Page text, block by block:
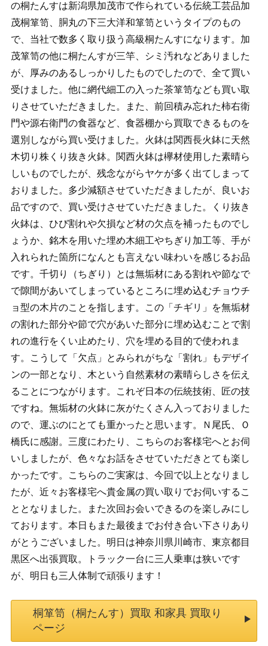
の桐たんすは新潟県加茂市で作られている伝統工芸品加
茂桐箪笥、胴丸の下三大洋和箪笥というタイプのもの
で、当社で数多く取り扱う高級桐たんすになります。加
茂箪笥の他に桐たんすが三竿、シミ汚れなどありました
が、厚みのあるしっかりしたものでしたので、全て買い
受けました。他に網代細工の入った茶箪笥なども買い取
りさせていただきました。また、前回積み忘れた柿右衛
門や源右衛門の食器など、食器棚から買取できるものを
選別しながら買い受けました。火鉢は関西長火鉢に天然
木切り株くり抜き火鉢。関西火鉢は欅材使用した素晴ら
しいものでしたが、残念ながらヤケが多く出てしまって
おりました。多少減額させていただきましたが、良いお
品ですので、買い受けさせていただきました。くり抜き
火鉢は、ひび割れや欠損など材の欠点を補ったものでし
ょうか、銘木を用いた埋め木細工やちぎり加工等、手が
入れられた箇所になんとも言えない味わいを感じるお品
です。千切り（ちぎり）とは無垢材にある割れや節なで
で隙間があいてしまっているところに埋め込むチョウチ
ョ型の木片のことを指します。この「チギリ」を無垢材
の割れた部分や節で穴があいた部分に埋め込むことで割
れの進行をくい止めたり、穴を埋める目的で使われま
す。こうして「欠点」とみられがちな「割れ」もデザイ
ンの一部となり、木という自然素材の素晴らしさを伝え
ることにつながります。これぞ日本の伝統技術、匠の技
ですね。無垢材の火鉢に灰がたくさん入っておりました
ので、運ぶのにとても重かったと思います。Ｎ尾氏、Ｏ
橋氏に感謝。三度にわたり、こちらのお客様宅へとお伺
いしましたが、色々なお話をさせていただきとても楽し
かったです。こちらのご実家は、今回で以上となりまし
たが、近々お客様宅へ貴金属の買い取りでお伺いするこ
ととなりました。また次回お会いできるのを楽しみにし
ております。本日もまた最後までお付き合い下さりあり
がとうございました。明日は神奈川県川崎市、東京都目
黒区へ出張買取。トラック一台に三人乗車は狭いです
が、明日も三人体制で頑張ります！
桐箪笥（桐たんす）買取 和家具 買取り
ページ